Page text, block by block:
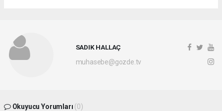
SADIK HALLAÇ
muhasebe@gozde.tv
Okuyucu Yorumları (0)